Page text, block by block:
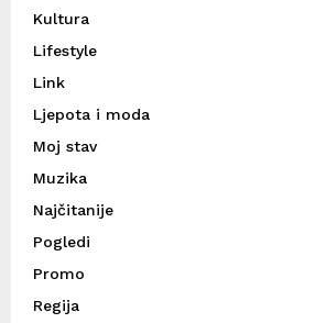
Kultura
Lifestyle
Link
Ljepota i moda
Moj stav
Muzika
Najčitanije
Pogledi
Promo
Regija